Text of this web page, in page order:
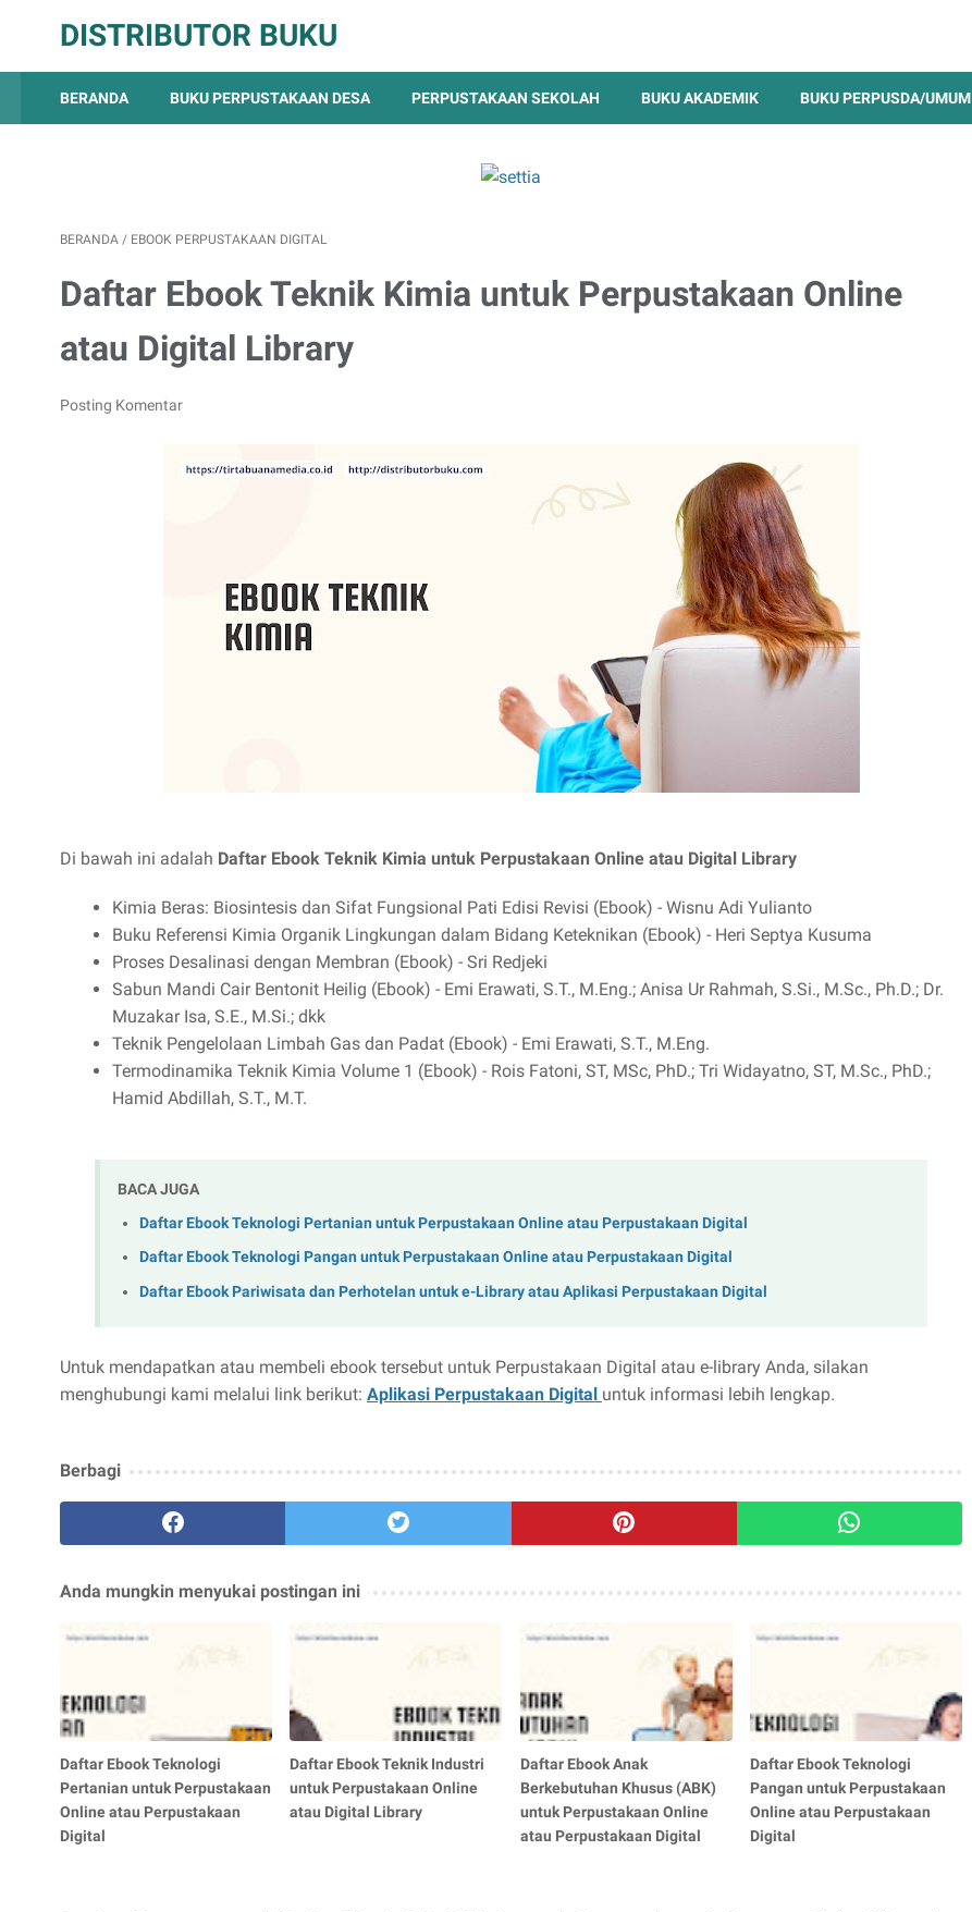
DISTRIBUTOR BUKU
BERANDA BUKU PERPUSTAKAAN DESA PERPUSTAKAAN SEKOLAH BUKU AKADEMIK BUKU PERPUSDA/UMUM
BERANDA / EBOOK PERPUSTAKAAN DIGITAL
Daftar Ebook Teknik Kimia untuk Perpustakaan Online
atau Digital Library
Posting Komentar
Di bawah ini adalah Daftar Ebook Teknik Kimia untuk Perpustakaan Online atau Digital Library
Kimia Beras: Biosintesis dan Sifat Fungsional Pati Edisi Revisi (Ebook) - Wisnu Adi Yulianto
Buku Referensi Kimia Organik Lingkungan dalam Bidang Keteknikan (Ebook) - Heri Septya Kusuma
Proses Desalinasi dengan Membran (Ebook) - Sri Redjeki
Sabun Mandi Cair Bentonit Heilig (Ebook) - Emi Erawati, S.T., M.Eng.; Anisa Ur Rahmah, S.Si., M.Sc., Ph.D.; Dr.
Muzakar Isa, S.E., M.Si.; dkk
Teknik Pengelolaan Limbah Gas dan Padat (Ebook) - Emi Erawati, S.T., M.Eng.
Termodinamika Teknik Kimia Volume 1 (Ebook) - Rois Fatoni, ST, MSc, PhD.; Tri Widayatno, ST, M.Sc., PhD.;
Hamid Abdillah, S.T., M.T.
BACA JUGA
Daftar Ebook Teknologi Pertanian untuk Perpustakaan Online atau Perpustakaan Digital
Daftar Ebook Teknologi Pangan untuk Perpustakaan Online atau Perpustakaan Digital
Daftar Ebook Pariwisata dan Perhotelan untuk e-Library atau Aplikasi Perpustakaan Digital
Untuk mendapatkan atau membeli ebook tersebut untuk Perpustakaan Digital atau e-library Anda, silakan
menghubungi kami melalui link berikut: Aplikasi Perpustakaan Digital untuk informasi lebih lengkap.
Berbagi
Anda mungkin menyukai postingan ini
Daftar Ebook Teknologi
Pertanian untuk Perpustakaan
Online atau Perpustakaan
Digital
Daftar Ebook Teknik Industri
untuk Perpustakaan Online
atau Digital Library
Daftar Ebook Anak
Berkebutuhan Khusus (ABK)
untuk Perpustakaan Online
atau Perpustakaan Digital
Daftar Ebook Teknologi
Pangan untuk Perpustakaan
Online atau Perpustakaan
Digital